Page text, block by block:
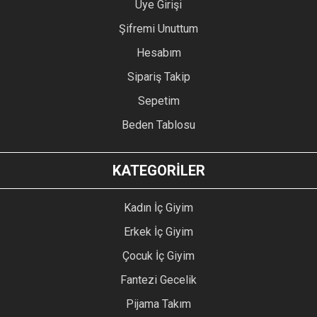
Üye Girişi
Şifremi Unuttum
Hesabım
Sipariş Takip
Sepetim
Beden Tablosu
KATEGORİLER
Kadın İç Giyim
Erkek İç Giyim
Çocuk İç Giyim
Fantezi Gecelik
Pijama Takım